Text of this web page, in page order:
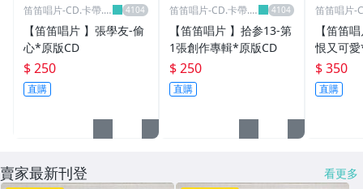
笛笛唱片-CD.卡帶.
【笛笛唱片 】張學友-偷
心*原版CD
$ 250
直購
笛笛唱片-CD.卡帶.
【笛笛唱片 】拾参13-第
1張創作專輯*原版CD
$ 250
直購
笛笛唱片-
【笛笛
恨又可
$ 350
直購
賣家最新刊登 看更多